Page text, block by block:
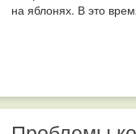
на яблонях. В это